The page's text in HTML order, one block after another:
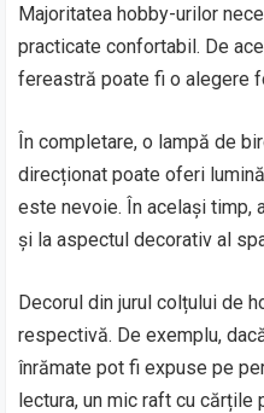
Majoritatea hobby-urilor
practicate confortabil. De
fereastră poate fi o alegere
În completare, o lampă de
direcționat poate oferi
este nevoie. În același timp,
și la aspectul decorativ al
Decorul din jurul colțului de
respectivă. De exemplu,
înrămate pot fi expuse pe
lectura, un mic raft cu